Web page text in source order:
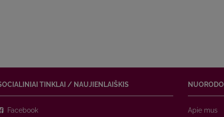
TINKLAI / NAUJIENLAIŠKIS
Facebook
Apie mus